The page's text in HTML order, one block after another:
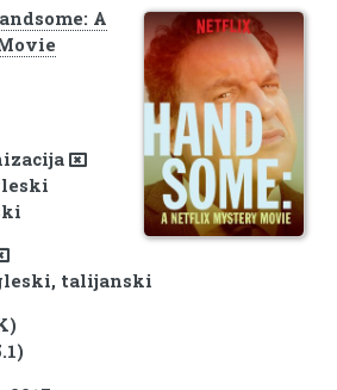
A
talijanski